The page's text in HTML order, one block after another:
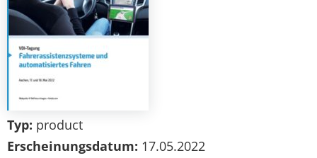
Typ: product
Erscheinungsdatum: 17.05.2022